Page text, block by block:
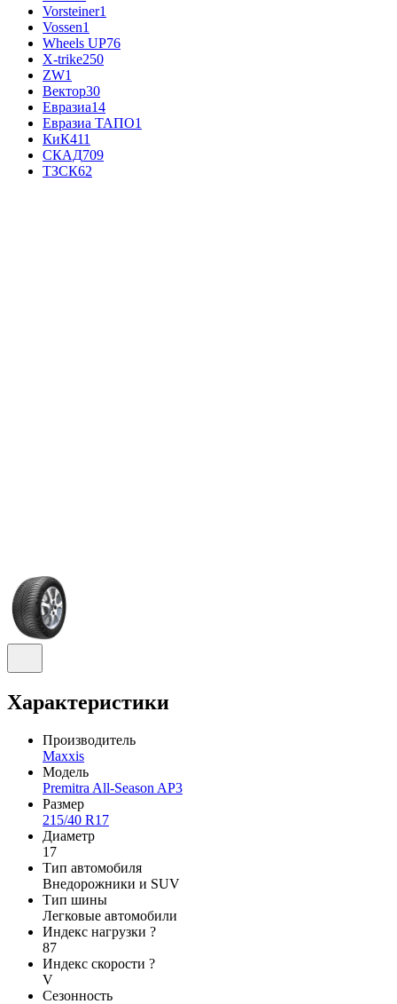
Vorsteiner1
Vossen1
Wheels UP76
X-trike250
ZW1
Вектор30
Евразиа14
Евразиа ТАПО1
КиК411
СКАД709
ТЗСК62
Характеристики
Производитель
Maxxis
Модель
Premitra All-Season AP3
Размер
215/40 R17
Диаметр
17
Тип автомобиля
Внедорожники и SUV
Тип шины
Легковые автомобили
Индекс нагрузки ?
87
Индекс скорости ?
V
Сезонность